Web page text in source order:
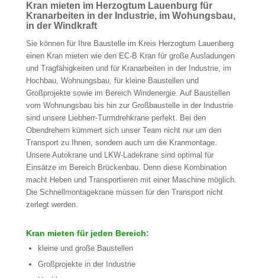
Kran mieten im Herzogtum Lauenburg für
Kranarbeiten in der Industrie, im Wohungsbau,
in der Windkraft
Sie können für Ihre Baustelle im Kreis Herzogtum Lauenberg
einen Kran mieten wie den EC-B Kran für große Ausladungen
und Tragfähigkeiten und für Kranarbeiten in der Industrie, im
Hochbau, Wohnungsbau, für kleine Baustellen und
Großprojekte sowie im Bereich Windenergie. Auf Baustellen
vom Wohnungsbau bis hin zur Großbaustelle in der Industrie
sind unsere Liebherr-Turmdrehkrane perfekt. Bei den
Obendrehern kümmert sich unser Team nicht nur um den
Transport zu Ihnen, sondern auch um die Kranmontage.
Unsere Autokrane und LKW-Ladekrane sind optimal für
Einsätze im Bereich Brückenbau. Denn diese Kombination
macht Heben und Transportieren mit einer Maschine möglich.
Die Schnellmontagekrane müssen für den Transport nicht
zerlegt werden.
Kran mieten für jeden Bereich:
kleine und große Baustellen
Großprojekte in der Industrie